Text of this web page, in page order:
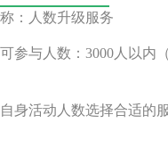
：人数升级服务
参与人数：3000人以内
身活动人数选择合适的服